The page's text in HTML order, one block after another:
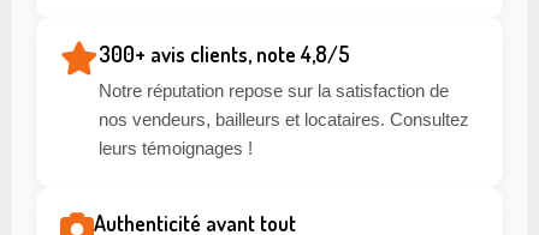
300+ avis clients, note 4,8/5
Notre réputation repose sur la satisfaction de
nos vendeurs, bailleurs et locataires. Consultez
leurs témoignages !
Authenticité avant tout